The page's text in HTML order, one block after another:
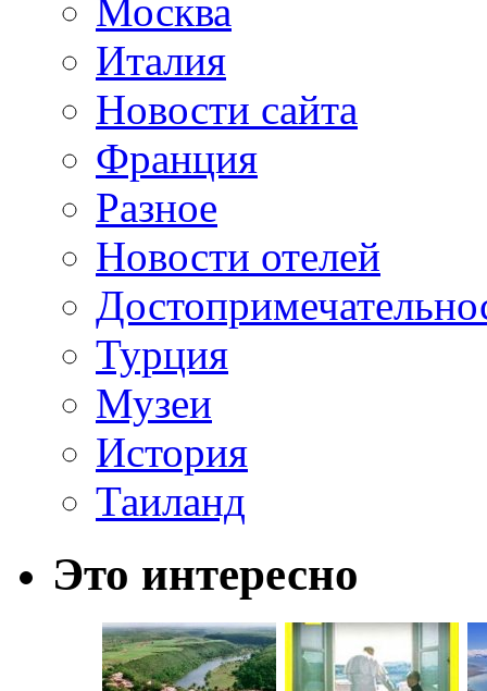
Москва
Италия
Новости сайта
Франция
Разное
Новости отелей
Турция
Музеи
История
Таиланд
Это интересно